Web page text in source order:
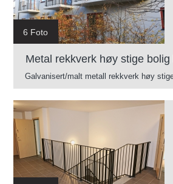
6 Foto
Metal rekkverk høy stige bolig
Galvanisert/malt metall rekkverk høy